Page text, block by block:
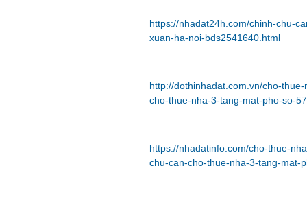
https://nhadat24h.com/chinh-chu-
xuan-ha-noi-bds2541640.html
http://dothinhadat.com.vn/cho-
cho-thue-nha-3-tang-mat-pho-so-
https://nhadatinfo.com/cho-thue-
chu-can-cho-thue-nha-3-tang-mat-